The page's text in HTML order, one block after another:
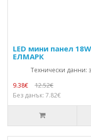
LED мини панел
ЕЛМАРК
Технически данни:
9.38€
12.52€
Без данък: 7.82€